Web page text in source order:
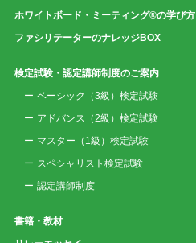
ホワイトボード・ミーティング®の学び方
ファシリテーターのナレッジBOX
検定試験・認定講師制度のご案内
ベーシック（3級）検定試験
アドバンス（2級）検定試験
マスター（1級）検定試験
スペシャリスト検定試験
認定講師制度
書籍・教材